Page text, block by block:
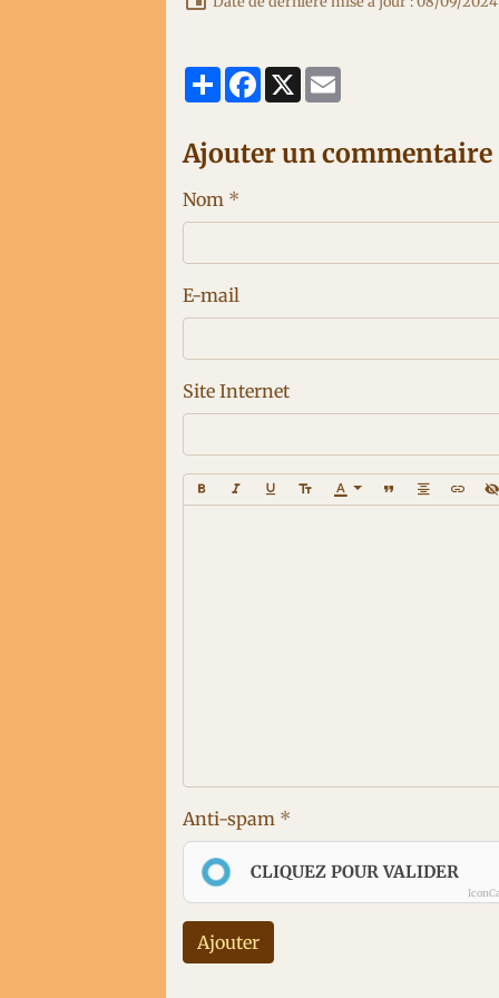
PartagerFacebook
X
Ajouter un commentaire
Nom
E-mail
Site Internet
Anti-spam
CLIQUEZ POUR VALIDER
Ajouter